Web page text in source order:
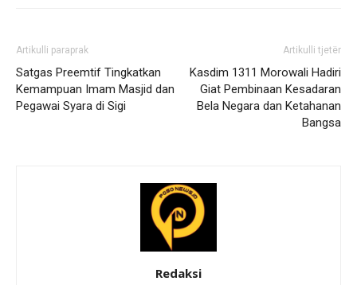
Artikulli paraprak
Satgas Preemtif Tingkatkan
Kemampuan Imam Masjid dan
Pegawai Syara di Sigi
Artikulli tjetër
Kasdim 1311 Morowali Hadiri
Giat Pembinaan Kesadaran
Bela Negara dan Ketahanan
Bangsa
Redaksi